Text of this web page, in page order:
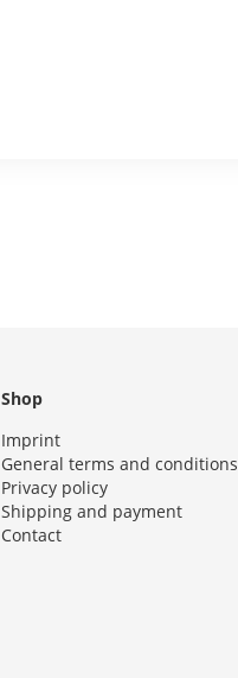
Shop
Imprint
General terms and conditions
Privacy policy
Shipping and payment
Contact